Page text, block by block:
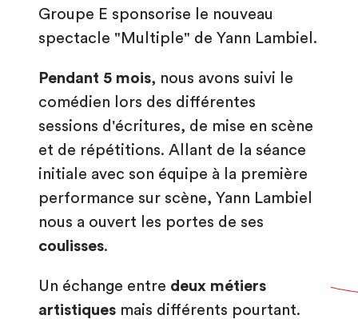
Groupe E sponsorise le nouveau
spectacle "Multiple" de Yann Lambiel.
Pendant 5 mois, nous avons suivi le
comédien lors des différentes
sessions d'écritures, de mise en scène
et de répétitions. Allant de la séance
initiale avec son équipe à la première
performance sur scène, Yann Lambiel
nous a ouvert les portes de ses
coulisses.
Un échange entre deux métiers
artistiques mais différents pourtant.